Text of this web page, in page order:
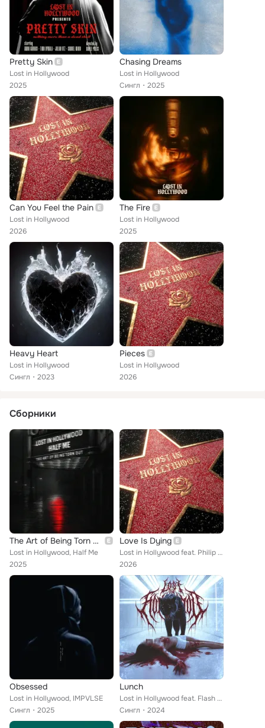
Pretty Skin
Lost in Hollywood
2025
Chasing Dreams
Lost in Hollywood
Сингл
2025
Can You Feel the Pain
Lost in Hollywood
2026
The Fire
Lost in Hollywood
2025
Heavy Heart
Lost in Hollywood
Сингл
2023
Pieces
Lost in Hollywood
2026
Сборники
The Art of Being Torn Out
Lost in Hollywood, Half Me
2025
Love Is Dying
Lost in Hollywood feat. Philip Strand
2026
Obsessed
Lost in Hollywood, IMPVLSE
Сингл
2025
Lunch
Lost in Hollywood feat. Flash Forward
Сингл
2024